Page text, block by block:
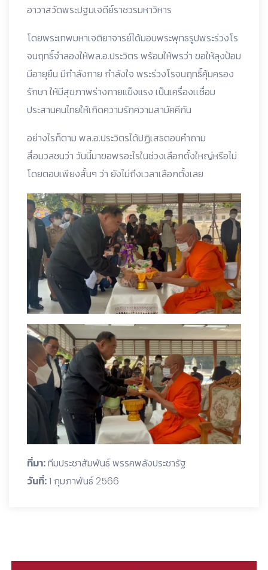
อาวาสวัดพระปฐมเจดีย์ราชวรมหาวิหาร
โดยพระเทพมหาเจติยาจารย์ได้มอบพระพุทธรูปพระร่วงโร
จนฤทธิ์จำลองให้พล.อ.ประวิตร พร้อมให้พรว่า ขอให้ลุงป้อม
มีอายุยืน มีกำลังกาย กำลังใจ พระร่วงโรจนฤทธิ์คุ้มครอง
รักษา ให้มีสุขภาพร่างกายแข็งแรง เป็นเครื่องเเชื่อม
ประสานคนไทยให้เกิดความรักความสามัคคีกัน
อย่างไรก็ตาม พล.อ.ประวิตรได้ปฏิเสธตอบคำถาม
สื่อมวลชนว่า วันนี้มาขอพรอะไรในช่วงเลือกตั้งใหญ่หรือไม่
โดยตอบเพียงสั้นๆ ว่า ยังไม่ถึงเวลาเลือกตั้งเลย
ที่มา:ทีมประชาสัมพันธ์ พรรคพลังประชารัฐ
วันที่:1 กุมภาพันธ์ 2566